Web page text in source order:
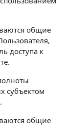
общие
доступа к
субъектом
общие